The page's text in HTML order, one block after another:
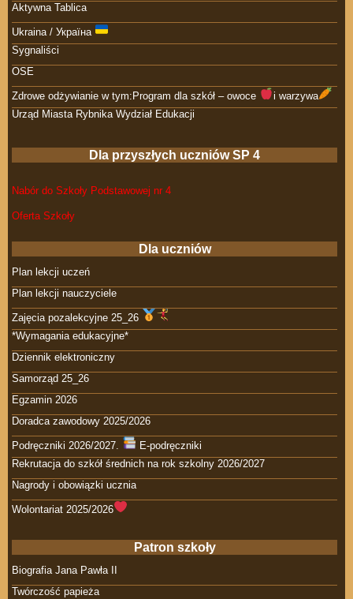
Aktywna Tablica
Ukraina / Україна
Sygnaliści
OSE
Zdrowe odżywianie w tym:Program dla szkół – owoce
i warzywa
Urząd Miasta Rybnika Wydział Edukacji
Dla przyszłych uczniów SP 4
Nabór do Szkoły Podstawowej nr 4
Oferta Szkoły
Dla uczniów
Plan lekcji uczeń
Plan lekcji nauczyciele
Zajęcia pozalekcyjne 25_26
*Wymagania edukacyjne*
Dziennik elektroniczny
Samorząd 25_26
Egzamin 2026
Doradca zawodowy 2025/2026
Podręczniki 2026/2027.
E-podręczniki
Rekrutacja do szkół średnich na rok szkolny 2026/2027
Nagrody i obowiązki ucznia
Wolontariat 2025/2026
Patron szkoły
Biografia Jana Pawła II
Twórczość papieża